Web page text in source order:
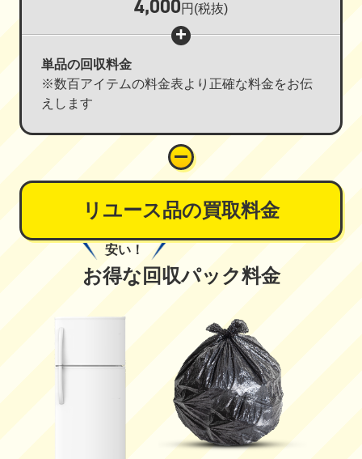
4,000 円 (税抜)
単品の回収料金
※数百アイテムの料金表より正確な料金をお伝
えします
リユース品の買取料金
安い！
お得な回収パック料金